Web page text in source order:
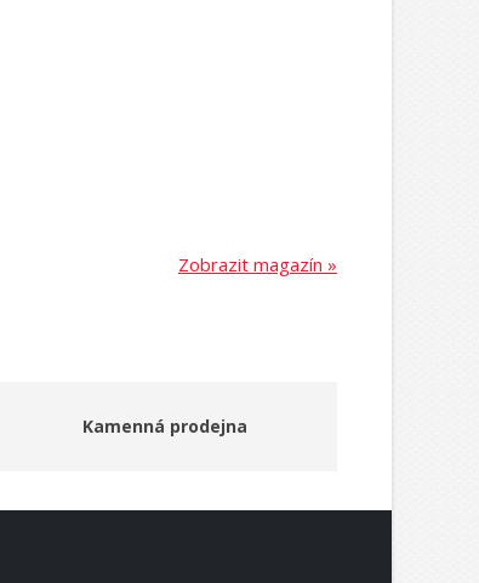
Zobrazit magazín »
Kamenná prodejna